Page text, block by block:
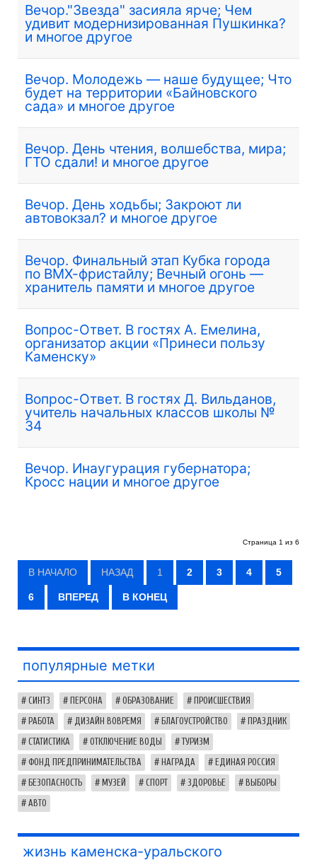
Вечор."Звезда" засияла ярче; Чем
удивит модернизированная Пушкинка?
и многое другое
Вечор. Молодежь — наше будущее; Что
будет на территории «Байновского
сада» и многое другое
Вечор. День чтения, волшебства, мира;
ГТО сдали! и многое другое
Вечор. День ходьбы; Закроют ли
автовокзал? и многое другое
Вечор. Финальный этап Кубка города
по ВМХ-фристайлу; Вечный огонь —
хранитель памяти и многое другое
Вопрос-Ответ. В гостях А. Емелина,
организатор акции «Принеси пользу
Каменску»
Вопрос-Ответ. В гостях Д. Вильданов,
учитель начальных классов школы №
34
Вечор. Инаугурация губернатора;
Кросс нации и многое другое
Страница 1 из 6
В НАЧАЛО НАЗАД 1 2 3 4 5
6 ВПЕРЕД В КОНЕЦ
популярные метки
СИНТЗ ПЕРСОНА ОБРАЗОВАНИЕ ПРОИСШЕСТВИЯ
РАБОТА ДИЗАЙН ВОВРЕМЯ БЛАГОУСТРОЙСТВО ПРАЗДНИК
СТАТИСТИКА ОТКЛЮЧЕНИЕ ВОДЫ ТУРИЗМ
ФОНД ПРЕДПРИНИМАТЕЛЬСТВА НАГРАДА ЕДИНАЯ РОССИЯ
БЕЗОПАСНОСТЬ МУЗЕЙ СПОРТ ЗДОРОВЬЕ ВЫБОРЫ
АВТО
жизнь каменска-уральского